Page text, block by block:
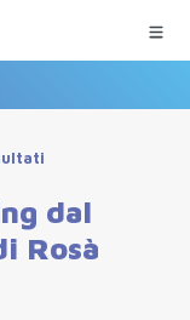
dal
Rosà